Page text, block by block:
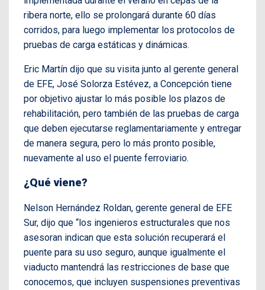
ribera norte, ello se prolongará durante 60 días
corridos, para luego implementar los protocolos de
pruebas de carga estáticas y dinámicas.
Eric Martín dijo que su visita junto al gerente general
de EFE, José Solorza Estévez, a Concepción tiene
por objetivo ajustar lo más posible los plazos de
rehabilitación, pero también de las pruebas de carga
que deben ejecutarse reglamentariamente y entregar
de manera segura, pero lo más pronto posible,
nuevamente al uso el puente ferroviario.
¿Qué viene?
Nelson Hernández Roldan, gerente general de EFE
Sur, dijo que “los ingenieros estructurales que nos
asesoran indican que esta solución recuperará el
puente para su uso seguro, aunque igualmente el
viaducto mantendrá las restricciones de base que
conocemos, que incluyen suspensiones preventivas